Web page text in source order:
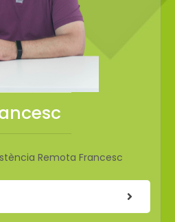
Remota Francesc